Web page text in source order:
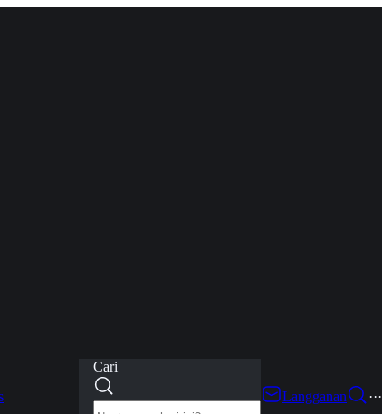
Cari
Langganan
···